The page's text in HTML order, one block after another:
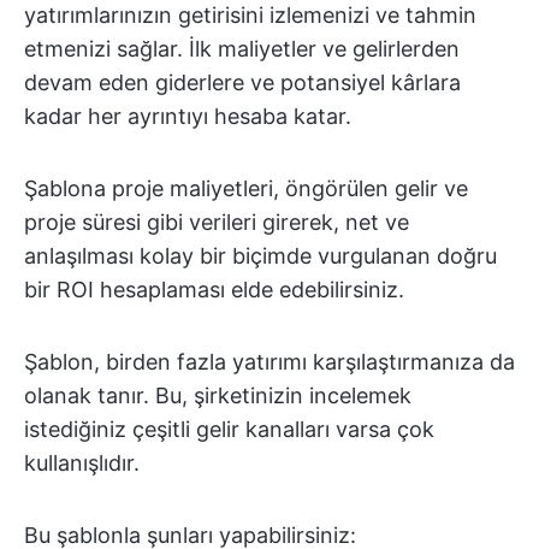
yatırımlarınızın getirisini izlemenizi ve tahmin
etmenizi sağlar. İlk maliyetler ve gelirlerden
devam eden giderlere ve potansiyel kârlara
kadar her ayrıntıyı hesaba katar.
Şablona proje maliyetleri, öngörülen gelir ve
proje süresi gibi verileri girerek, net ve
anlaşılması kolay bir biçimde vurgulanan doğru
bir ROI hesaplaması elde edebilirsiniz.
Şablon, birden fazla yatırımı karşılaştırmanıza da
olanak tanır. Bu, şirketinizin incelemek
istediğiniz çeşitli gelir kanalları varsa çok
kullanışlıdır.
Bu şablonla şunları yapabilirsiniz: